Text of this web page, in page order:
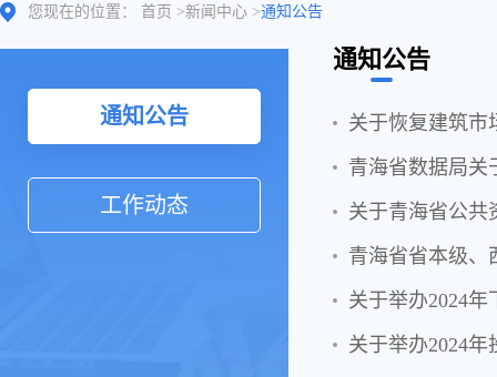
您现在的位置： 首页 >新闻中心 >通知公告
通知公告
工作动态
通知公告
关于恢复建筑市
关于青海省公共
青海省省本级、
关于举办2024
关于举办2024